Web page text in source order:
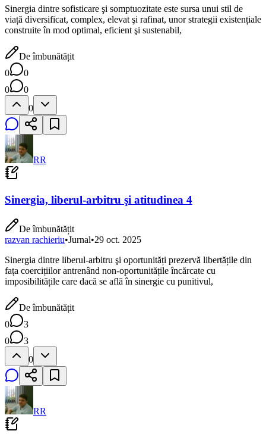
Sinergia dintre sofisticare şi somptuozitate este sursa unui stil de
viață diversificat, complex, elevat şi rafinat, unor strategii existențiale
construite în mod optimal, eficient şi sustenabil,
De îmbunătățit
0
0
0
0
0
RR
Sinergia, liberul-arbitru şi atitudinea 4
De îmbunătățit
razvan rachieriu•Jurnal•29 oct. 2025
Sinergia dintre liberul-arbitru şi oportunități prezervă libertățile din
fața coercițiilor antrenând non-oportunitățile încărcate cu
imposibilitățile care dacă se află în sinergie cu punitivul,
De îmbunătățit
0
3
0
3
0
RR